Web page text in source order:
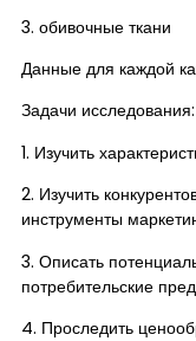
3. обивочные ткани
Данные для каждой
Задачи исследования:
1. Изучить
2. Изучить
инструменты
3. Описать
потребительские
4. Проследить